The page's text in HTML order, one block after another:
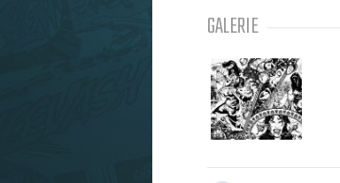
GALERIE